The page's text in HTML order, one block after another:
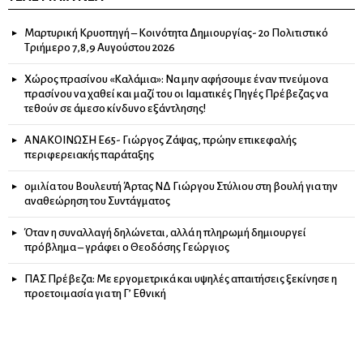
Μαρτυρική Κρυοπηγή – Κοινότητα Δημιουργίας- 2ο Πολιτιστικό
Τριήμερο 7,8,9 Αυγούστου 2026
Χώρος πρασίνου «Καλάμια»: Να μην αφήσουμε έναν πνεύμονα
πρασίνου να χαθεί και μαζί του οι Ιαματικές Πηγές Πρέβεζας να
τεθούν σε άμεσο κίνδυνο εξάντλησης!
ΑΝΑΚΟΙΝΩΣΗ Ε65- Γιώργος Ζάψας, πρώην επικεφαλής
περιφερειακής παράταξης
ομιλία του Βουλευτή Άρτας ΝΔ Γιώργου Στύλιου στη βουλή για την
αναθεώρηση του Συντάγματος
Όταν η συναλλαγή δηλώνεται, αλλά η πληρωμή δημιουργεί
πρόβλημα – γράφει ο Θεοδόσης Γεώργιος
ΠΑΣ Πρέβεζα: Με εργομετρικά και υψηλές απαιτήσεις ξεκίνησε η
προετοιμασία για τη Γ’ Εθνική